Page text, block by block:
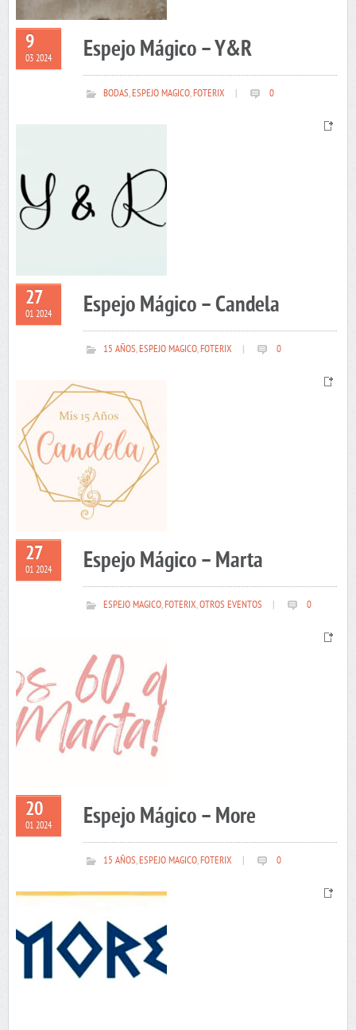
9
03 2024 Espejo Mágico – Y&R
BODAS,ESPEJO MAGICO,FOTERIX 0
27
01 2024 Espejo Mágico – Candela
15 AÑOS,ESPEJO MAGICO,FOTERIX 0
27
01 2024 Espejo Mágico – Marta
ESPEJO MAGICO,FOTERIX,OTROS EVENTOS 0
20
01 2024 Espejo Mágico – More
15 AÑOS,ESPEJO MAGICO,FOTERIX 0